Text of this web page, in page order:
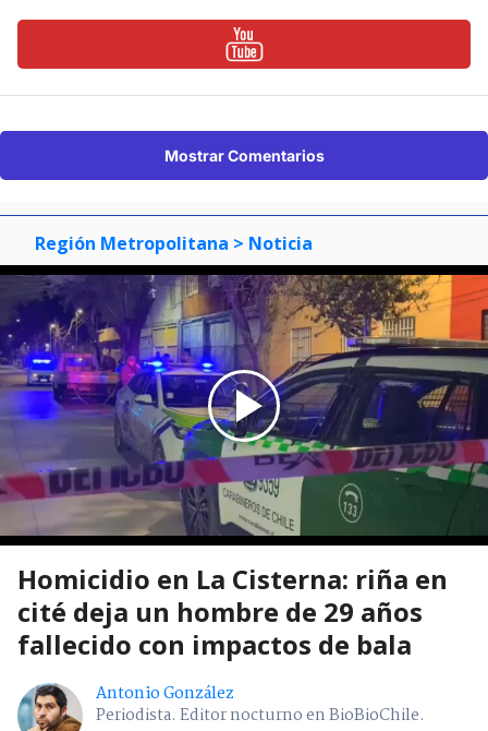
Mostrar Comentarios
Región Metropolitana > Noticia
Homicidio en La Cisterna: riña en
cité deja un hombre de 29 años
fallecido con impactos de bala
Antonio González
Periodista. Editor nocturno en BioBioChile.